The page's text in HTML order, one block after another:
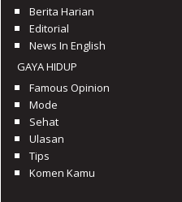
Berita Harian
Editorial
News In English
GAYA HIDUP
Famous Opinion
Mode
Sehat
Ulasan
Tips
Komen Kamu